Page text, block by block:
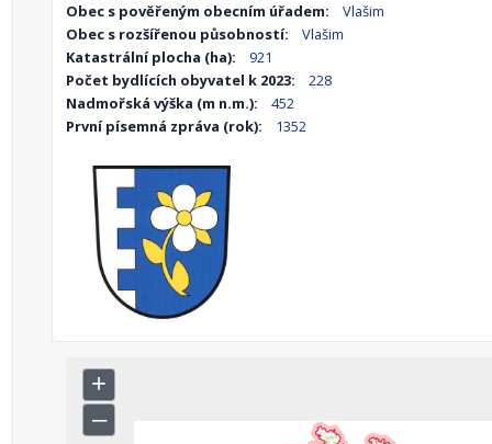
Obec s pověřeným obecním úřadem:
Vlašim
Obec s rozšířenou působností:
Vlašim
Katastrální plocha (ha):
921
Počet bydlících obyvatel k 2023:
228
Nadmořská výška (m n.m.):
452
První písemná zpráva (rok):
1352